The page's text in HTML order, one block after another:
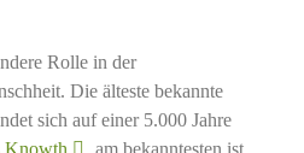
Rolle in der
Die älteste bekannte
sich auf einer 5.000 Jahre
Knowth , am bekanntesten ist